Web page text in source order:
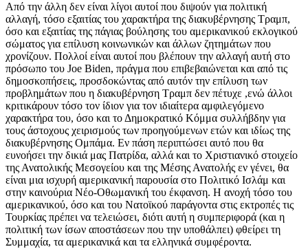
Από την άλλη δεν είναι λίγοι αυτοί που διψούν για πολιτική
αλλαγή, τόσο εξαιτίας του χαρακτήρα της διακυβέρνησης Τραμπ,
όσο και εξαιτίας της πάγιας βούλησης του αμερικανικού εκλογικού
σώματος για επίλυση κοινωνικών και άλλων ζητημάτων που
χρονίζουν. Πολλοί είναι αυτοί που βλέπουν την αλλαγή αυτή στο
πρόσωπο του Joe Biden, πράγμα που επιβεβαιώνεται και από τις
δημοσκοπήσεις, προσδοκώντας από αυτόν την επίλυση των
προβλημάτων που η διακυβέρνηση Τραμπ δεν πέτυχε ,ενώ άλλοι
κριτικάρουν τόσο τον ίδιον για τον ιδιαίτερα αμφιλεγόμενο
χαρακτήρα του, όσο και το Δημοκρατικό Κόμμα συλλήβδην για
τους άστοχους χειρισμούς των προηγούμενων ετών και ιδίως της
διακυβέρνησης Ομπάμα. Εν πάση περιπτώσει αυτό που θα
ευνοήσει την δικιά μας Πατρίδα, αλλά και το Χριστιανικό στοιχείο
της Ανατολικής Μεσογείου και της Μέσης Ανατολής εν γένει, θα
είναι μια ισχυρή αμερικανική παρουσία στο Πολιτικό Ισλάμ και
στην καινούρια Νέο-Οθωμανική του έκφανση. Η ανοχή τόσο του
αμερικανικού, όσο και του Νατοϊκού παράγοντα στις εκτροπές τις
Τουρκίας πρέπει να τελειώσει, διότι αυτή η συμπεριφορά (και η
πολιτική των ίσων αποστάσεων που την υποθάλπει) φθείρει τη
Συμμαχία, τα αμερικανικά και τα ελληνικά συμφέροντα.